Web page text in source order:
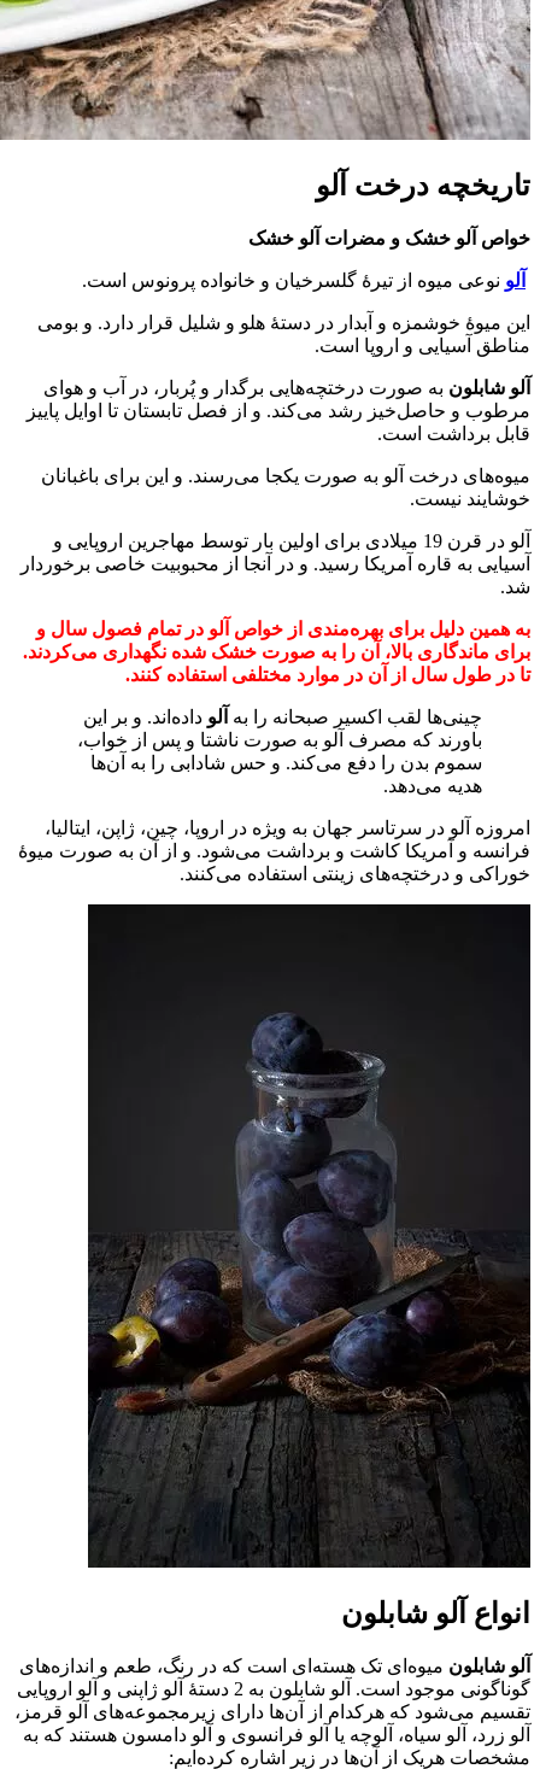
تاریخچه درخت آلو
خواص آلو خشک و مضرات آلو خشک
آلو نوعی میوه از تیرۀ گلسرخیان و خانواده پرونوس است.
این میوۀ خوشمزه و آبدار در دستۀ هلو و شلیل قرار دارد. و بومی
مناطق آسیایی و اروپا است.
آلو شابلون به صورت درختچه‌هایی برگدار و پُربار، در آب و هوای
مرطوب و حاصل‌خیز رشد می‌کند. و از فصل تابستان تا اوایل پاییز
قابل برداشت است.
میوه‌های درخت آلو به صورت یکجا می‌رسند. و این برای باغبانان
خوشایند نیست.
آلو در قرن 19 میلادی برای اولین بار توسط مهاجرین اروپایی و
آسیایی به قاره آمریکا رسید. و در آنجا از محبوبیت خاصی برخوردار
شد.
به همین دلیل برای بهره‌مندی از خواص آلو در تمام فصول سال و
برای ماندگاری بالا، آن را به صورت خشک شده نگهداری می‌کردند.
تا در طول سال از آن در موارد مختلفی استفاده کنند.
چینی‌ها لقب اکسیر صبحانه را به آلو داده‌اند. و بر این
باورند که مصرف آلو به صورت ناشتا و پس از خواب،
سموم بدن را دفع می‌کند. و حس شادابی را به آن‌ها
هدیه می‌دهد.
امروزه آلو در سرتاسر جهان به ویژه در اروپا، چین، ژاپن، ایتالیا،
فرانسه و آمریکا کاشت و برداشت می‌شود. و از آن به صورت میوۀ
خوراکی و درختچه‌های زینتی استفاده می‌کنند.
انواع آلو شابلون
آلو شابلون میوه‌ای تک هسته‌ای است که در رنگ‌، طعم و اندازه‌های
گوناگونی موجود است. آلو شابلون به 2 دستۀ آلو ژاپنی و آلو اروپایی
تقسیم می‌شود که هرکدام از آن‌ها دارای زیرمجموعه‌های آلو قرمز،
آلو زرد، آلو سیاه، آلوچه یا آلو فرانسوی و آلو دامسون هستند که به
مشخصات هریک از آن‌ها در زیر اشاره کرده‌ایم: